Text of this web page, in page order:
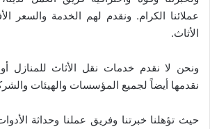
عملائنا الكرام. ونقدم لهم الخدمة والسعر
الأثاث.
ونحن لا نقدم خدمات نقل الأثاث للمنازل أو
نقدمها أيضاً لجميع المؤسسات والهيئات
حيث تؤهلنا خبرتنا وفريق عملنا وحداثة